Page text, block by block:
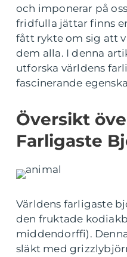
och imponerar på
fridfulla jättar finns
fått rykte om sig att
dem alla. I denna
utforska världens
fascinerande
Översikt
Farligaste
Världens farligaste
den fruktade
middendorffi).
släkt med